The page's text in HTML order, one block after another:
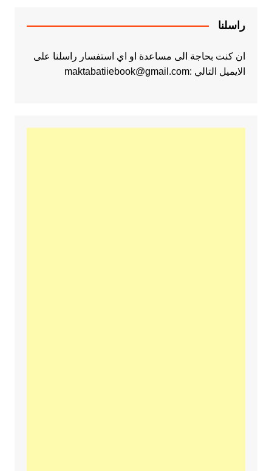
راسلنا
ان كنت بحاجة الى مساعدة او اي استفسار راسلنا على
الايميل التالي :maktabatiiebook@gmail.com